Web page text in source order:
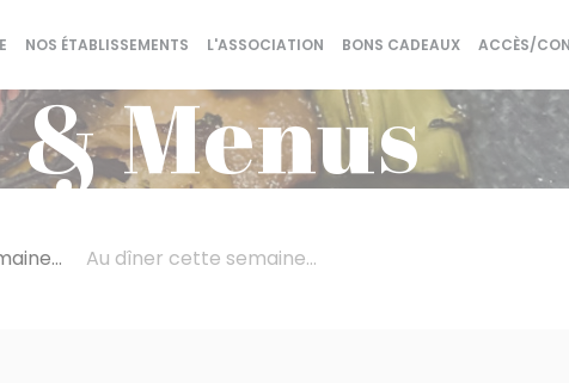
NOS ÉTABLISSEMENTS L'ASSOCIATION((OUVRE UNE NOUVELLE
BONS CADEAUX((OUVRE UNE
ACCÈS/
Menus
Au dîner cette semaine...